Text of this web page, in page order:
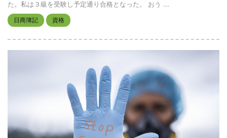
た。私は３級を受験し予定通り合格となった。 おう ...
日商簿記 資格